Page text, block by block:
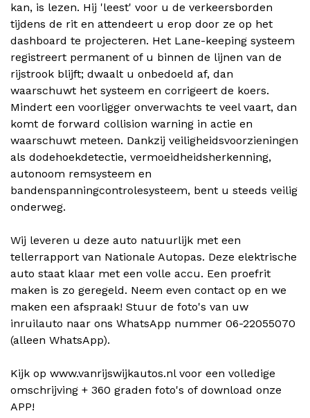
kan, is lezen. Hij 'leest' voor u de verkeersborden
tijdens de rit en attendeert u erop door ze op het
dashboard te projecteren. Het Lane-keeping systeem
registreert permanent of u binnen de lijnen van de
rijstrook blijft; dwaalt u onbedoeld af, dan
waarschuwt het systeem en corrigeert de koers.
Mindert een voorligger onverwachts te veel vaart, dan
komt de forward collision warning in actie en
waarschuwt meteen. Dankzij veiligheidsvoorzieningen
als dodehoekdetectie, vermoeidheidsherkenning,
autonoom remsysteem en
bandenspanningcontrolesysteem, bent u steeds veilig
onderweg.
Wij leveren u deze auto natuurlijk met een
tellerrapport van Nationale Autopas. Deze elektrische
auto staat klaar met een volle accu. Een proefrit
maken is zo geregeld. Neem even contact op en we
maken een afspraak! Stuur de foto's van uw
inruilauto naar ons WhatsApp nummer 06-22055070
(alleen WhatsApp).
Kijk op www.vanrijswijkautos.nl voor een volledige
omschrijving + 360 graden foto's of download onze
APP!